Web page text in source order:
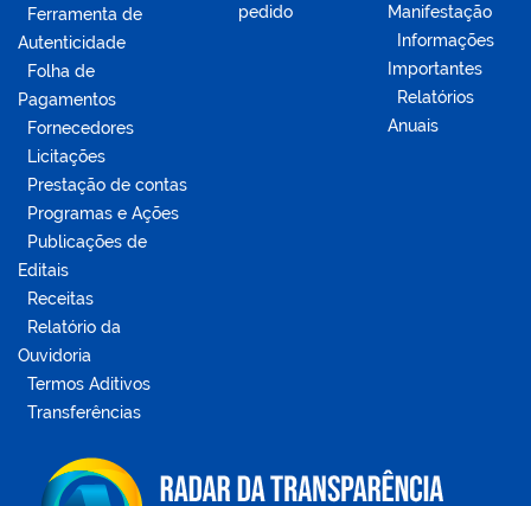
Ferramenta de
Autenticidade
Folha de
Pagamentos
Fornecedores
Licitações
Prestação de contas
Programas e Ações
Publicações de
Editais
Receitas
Relatório da
Ouvidoria
Termos Aditivos
Transferências
pedido
Manifestação
Informações
Importantes
Relatórios
Anuais